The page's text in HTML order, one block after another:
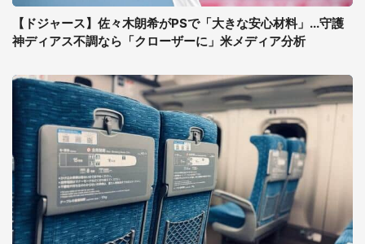
【ドジャース】佐々木朗希がPSで「大きな安心材料」...守護
神ディアス不調なら「クローザーに」米メディア分析